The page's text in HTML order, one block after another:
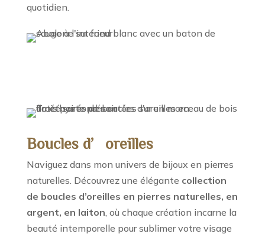
quotidien.
Boucles d’oreilles
Naviguez dans mon univers de bijoux en pierres
naturelles. Découvrez une élégante collection
de boucles d’oreilles en pierres naturelles, en
argent, en laiton , où chaque création incarne la
beauté intemporelle pour sublimer votre visage